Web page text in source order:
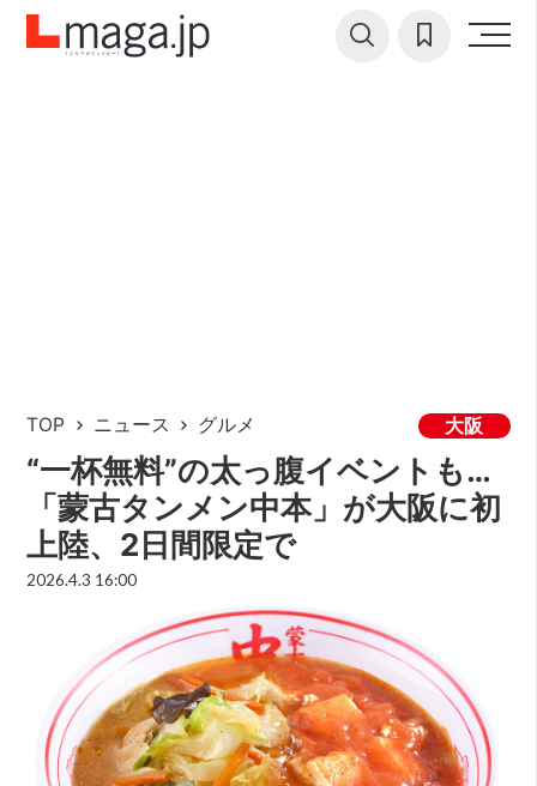
TOP ニュース グルメ 大阪
“一杯無料”の太っ腹イベントも…
「蒙古タンメン中本」が大阪に初
上陸、2日間限定で
2026.4.3 16:00